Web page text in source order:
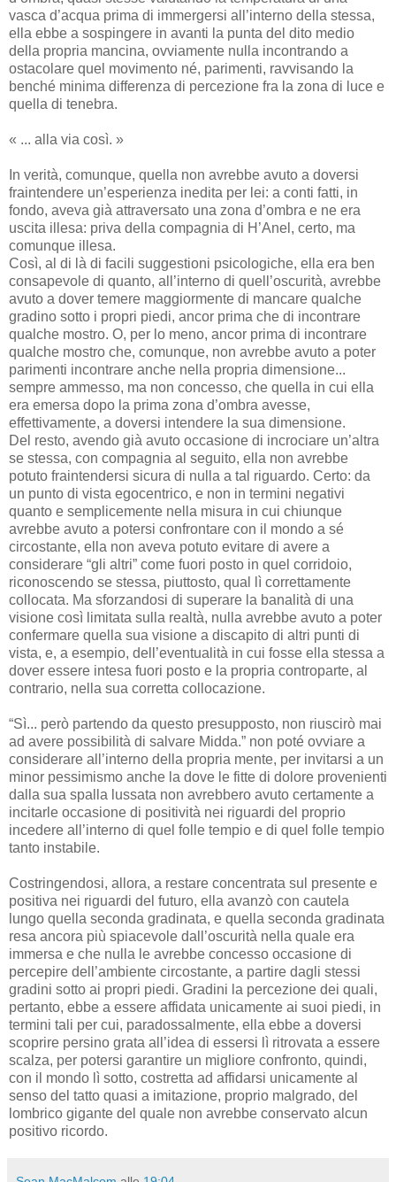
vasca d’acqua prima di immergersi all’interno della stessa,
ella ebbe a sospingere in avanti la punta del dito medio
della propria mancina, ovviamente nulla incontrando a
ostacolare quel movimento né, parimenti, ravvisando la
benché minima differenza di percezione fra la zona di luce e
quella di tenebra.
« ... alla via così. »
In verità, comunque, quella non avrebbe avuto a doversi
fraintendere un’esperienza inedita per lei: a conti fatti, in
fondo, aveva già attraversato una zona d’ombra e ne era
uscita illesa: priva della compagnia di H’Anel, certo, ma
comunque illesa.
Così, al di là di facili suggestioni psicologiche, ella era ben
consapevole di quanto, all’interno di quell’oscurità, avrebbe
avuto a dover temere maggiormente di mancare qualche
gradino sotto i propri piedi, ancor prima che di incontrare
qualche mostro. O, per lo meno, ancor prima di incontrare
qualche mostro che, comunque, non avrebbe avuto a poter
parimenti incontrare anche nella propria dimensione...
sempre ammesso, ma non concesso, che quella in cui ella
era emersa dopo la prima zona d’ombra avesse,
effettivamente, a doversi intendere la sua dimensione.
Del resto, avendo già avuto occasione di incrociare un’altra
se stessa, con compagnia al seguito, ella non avrebbe
potuto fraintendersi sicura di nulla a tal riguardo. Certo: da
un punto di vista egocentrico, e non in termini negativi
quanto e semplicemente nella misura in cui chiunque
avrebbe avuto a potersi confrontare con il mondo a sé
circostante, ella non aveva potuto evitare di avere a
considerare “gli altri” come fuori posto in quel corridoio,
riconoscendo se stessa, piuttosto, qual lì correttamente
collocata. Ma sforzandosi di superare la banalità di una
visione così limitata sulla realtà, nulla avrebbe avuto a poter
confermare quella sua visione a discapito di altri punti di
vista, e, a esempio, dell’eventualità in cui fosse ella stessa a
dover essere intesa fuori posto e la propria controparte, al
contrario, nella sua corretta collocazione.
“Sì... però partendo da questo presupposto, non riuscirò mai
ad avere possibilità di salvare Midda.” non poté ovviare a
considerare all’interno della propria mente, per invitarsi a un
minor pessimismo anche la dove le fitte di dolore provenienti
dalla sua spalla lussata non avrebbero avuto certamente a
incitarle occasione di positività nei riguardi del proprio
incedere all’interno di quel folle tempio e di quel folle tempio
tanto instabile.
Costringendosi, allora, a restare concentrata sul presente e
positiva nei riguardi del futuro, ella avanzò con cautela
lungo quella seconda gradinata, e quella seconda gradinata
resa ancora più spiacevole dall’oscurità nella quale era
immersa e che nulla le avrebbe concesso occasione di
percepire dell’ambiente circostante, a partire dagli stessi
gradini sotto ai propri piedi. Gradini la percezione dei quali,
pertanto, ebbe a essere affidata unicamente ai suoi piedi, in
termini tali per cui, paradossalmente, ella ebbe a doversi
scoprire persino grata all’idea di essersi lì ritrovata a essere
scalza, per potersi garantire un migliore confronto, quindi,
con il mondo lì sotto, costretta ad affidarsi unicamente al
senso del tatto quasi a imitazione, proprio malgrado, del
lombrico gigante del quale non avrebbe conservato alcun
positivo ricordo.